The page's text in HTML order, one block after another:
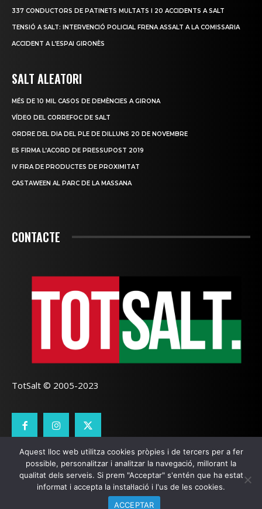
337 CONDUCTORS DE PATINETS MULTATS I 20 ACCIDENTS A SALT
TENSIÓ A SALT: INTERVENCIÓ POLICIAL FRENA ASSALT A LA COMISSARIA
ACCIDENT A L’ESPAI GIRONÈS
SALT ALEATORI
MÉS DE 10 MIL CASOS DE DEMÈNCIES A GIRONA
VÍDEO DEL CORREFOC DE SALT
ORDRE DEL DIA DEL PLE DE DILLUNS 20 DE NOVEMBRE
ES FIRMA L’ACORD DE PRESSUPOST 2019
IV FIRA DE PRODUCTES DE PROXIMITAT
CASTAWEEN AL PARC DE LA MASSANA
CONTACTE
TotSalt © 2005-2023
CONTACTE TOTSALT AVÍS LEGAL GALETES
SEO LOCALI PÀGINES WEB GIRONA ZOOOMWEB
Aquest lloc web utilitza cookies pròpies i de tercers per a fer
possible, personalitzar i analitzar la navegació, millorant la
qualitat dels serveis. Si prem "Acceptar" s'entén que ha estat
informat i accepta la instal·lació i l'us de les cookies.
ACCEPTAR